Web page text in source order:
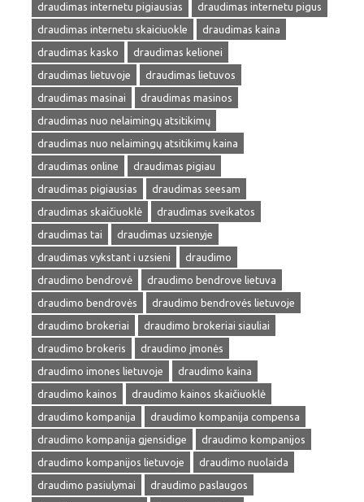
draudimas internetu pigiausias
draudimas internetu pigus
draudimas internetu skaiciuokle
draudimas kaina
draudimas kasko
draudimas kelionei
draudimas lietuvoje
draudimas lietuvos
draudimas masinai
draudimas masinos
draudimas nuo nelaimingų atsitikimų
draudimas nuo nelaimingų atsitikimų kaina
draudimas online
draudimas pigiau
draudimas pigiausias
draudimas seesam
draudimas skaičiuoklė
draudimas sveikatos
draudimas tai
draudimas uzsienyje
draudimas vykstant i uzsieni
draudimo
draudimo bendrovė
draudimo bendrove lietuva
draudimo bendrovės
draudimo bendrovės lietuvoje
draudimo brokeriai
draudimo brokeriai siauliai
draudimo brokeris
draudimo įmonės
draudimo imones lietuvoje
draudimo kaina
draudimo kainos
draudimo kainos skaičiuoklė
draudimo kompanija
draudimo kompanija compensa
draudimo kompanija gjensidige
draudimo kompanijos
draudimo kompanijos lietuvoje
draudimo nuolaida
draudimo pasiulymai
draudimo paslaugos